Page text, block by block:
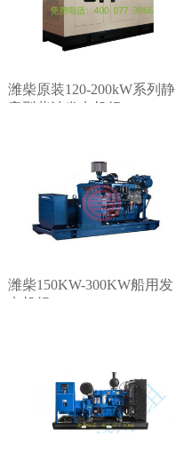
潍柴原装120-200kW系列静
音型柴油发电机组
潍柴150KW-300KW船用发
电机组